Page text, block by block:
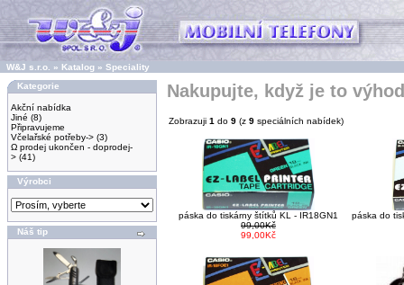
W&J s.r.o. » Katalog » Speciality
Kategorie
Akční nabídka
Jiné (8)
Připravujeme
Včelařské potřeby-> (3)
Ω prodej ukončen - doprodej-
> (41)
Výrobci
Náš tip
Nakupujte, když je to
Zobrazuji 1 do 9 (z 9 speciálních nabídek)
páska do tiskárny štítků KL - IR18GN1
99,00Kč
99,00Kč
páska do